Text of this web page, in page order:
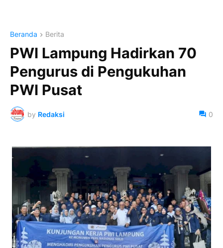
Beranda Berita
PWI Lampung Hadirkan 70
Pengurus di Pengukuhan
PWI Pusat
by Redaksi 0